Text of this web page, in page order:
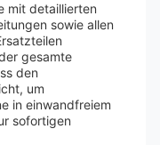
mit detaillierten
sowie allen
gesamte
den
um
in einwandfreiem
sofortigen